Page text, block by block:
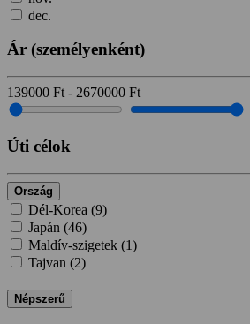
dec.
Ár (személyenként)
139000 Ft - 2670000 Ft
Úti célok
Ország
Dél-Korea (9)
Japán (46)
Maldív-szigetek (1)
Tajvan (2)
Népszerű